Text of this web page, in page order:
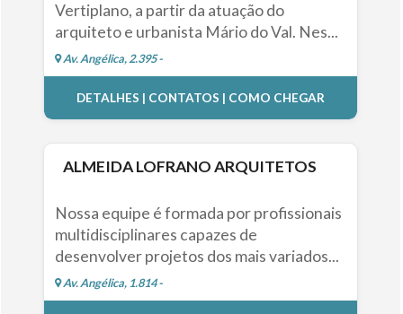
Vertiplano, a partir da atuação do
arquiteto e urbanista Mário do Val. Nes...
Av. Angélica, 2.395 -
DETALHES | CONTATOS | COMO CHEGAR
ALMEIDA LOFRANO ARQUITETOS
Nossa equipe é formada por profissionais
multidisciplinares capazes de
desenvolver projetos dos mais variados...
Av. Angélica, 1.814 -